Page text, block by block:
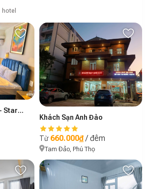
hotel
Khách sạn Ngôi Sao - Star Hotel
Khách Sạn Anh Đào
Từ 660.000₫/ đêm
Tam Đảo, Phú Thọ